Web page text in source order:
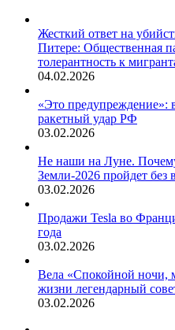
Жесткий ответ на
Питере: Общественная
толерантность к
04.02.2026
«Это предупреждение»:
ракетный удар РФ
03.02.2026
Не наши на Луне.
Земли-2026 пройдет без
03.02.2026
Продажи Tesla во
года
03.02.2026
Вела «Спокойной
жизни легендарный
03.02.2026